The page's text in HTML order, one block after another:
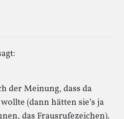
der Meinung, dass da
(dann hätten sie’s ja
das Frausrufezeichen).